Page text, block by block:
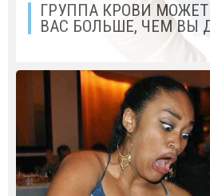
ГРУППА КРОВИ МОЖЕТ
ВАС БОЛЬШЕ, ЧЕМ ВЫ